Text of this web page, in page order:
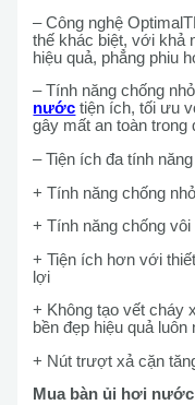
– Công nghệ
thế khác biệt, với khả
hiệu quả, phẳng phiu
– Tính năng chống
nước tiện ích, tối ưu
gây mất an toàn trong
– Tiện ích đa tính
+ Tính năng chống
+ Tính năng chống
+ Tiện ích hơn với
lợi
+ Không tạo vết cháy
bền đẹp hiệu quả
+ Nút trượt xả cặn
Mua bàn ủi hơi